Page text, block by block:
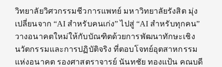
วิทยาลัยวิศวกรรมชีวการแพทย์ มหาวิทยาลัยรังสิต มุ่ง
เปลี่ยนจาก “AI สำหรับคนเก่ง” ไปสู่ “AI สำหรับทุกคน”
วางอนาคตใหม่ให้กับบัณฑิตด้วยการพัฒนาทักษะเชิง
นวัตกรรมและการปฏิบัติจริง ที่ตอบโจทย์อุตสาหกรรม
แห่งอนาคต รองศาสตราจารย์ นันทชัย ทองแป้น คณบดี